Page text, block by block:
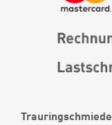
Trauringschmiede